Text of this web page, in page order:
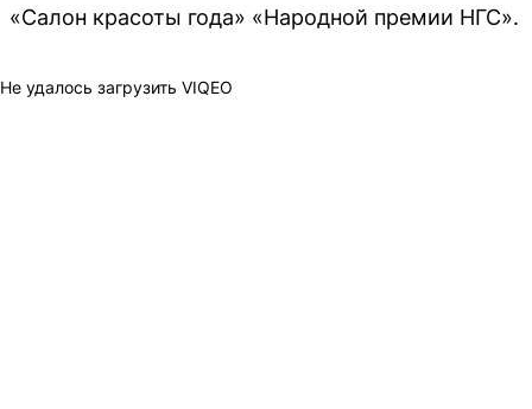
«Салон красоты года» «Народной премии НГС».
Не удалось загрузить VIQEO